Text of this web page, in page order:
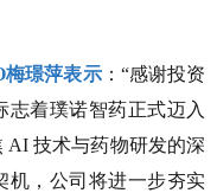
梅璟萍表示：“感谢投资
志着璞诺智药正式迈入
AI 技术与药物研发的深
机，公司将进一步夯实